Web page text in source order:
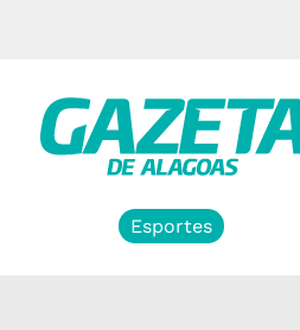
Esportes